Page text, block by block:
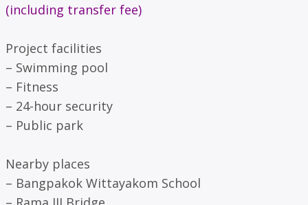
(including transfer fee)
Project facilities
– Swimming pool
– Fitness
– 24-hour security
– Public park
Nearby places
– Bangpakok Wittayakom School